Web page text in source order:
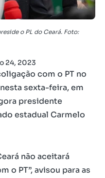
o PL do Ceará. Foto:
24, 2023
com o PT no
sexta-feira, em
presidente
estadual Carmelo
não aceitará
o PT”, avisou para as